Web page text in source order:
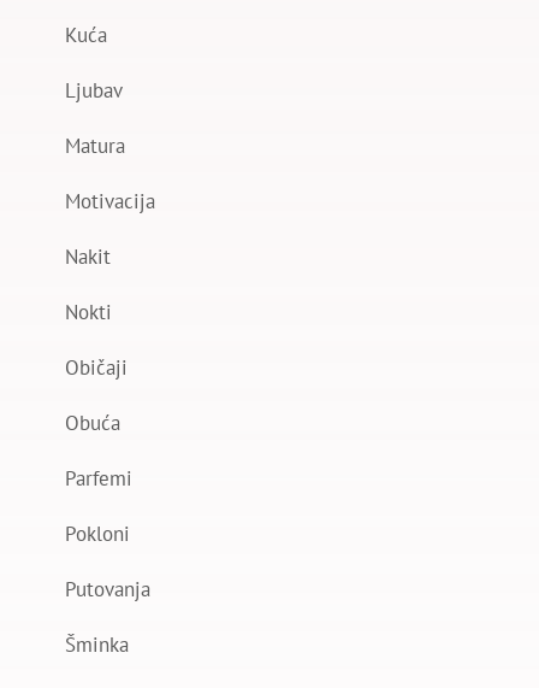
Kuća
Ljubav
Matura
Motivacija
Nakit
Nokti
Običaji
Obuća
Parfemi
Pokloni
Putovanja
Šminka